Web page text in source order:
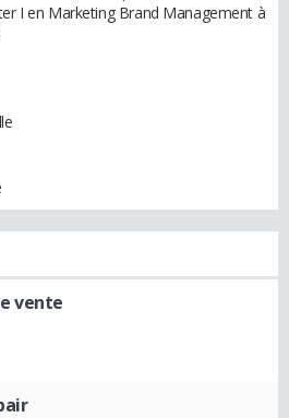
I en Marketing Brand Management à
vente